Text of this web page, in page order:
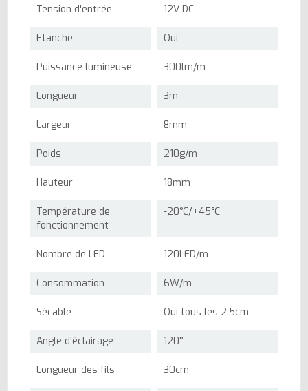
Tension d'entrée 12V DC
Etanche Oui
Puissance lumineuse 300lm/m
Longueur 3m
Largeur 8mm
Poids 210g/m
Hauteur 18mm
Température de
fonctionnement
-20°C/+45°C
Nombre de LED 120LED/m
Consommation 6W/m
Sécable Oui tous les 2.5cm
Angle d'éclairage 120°
Longueur des fils 30cm